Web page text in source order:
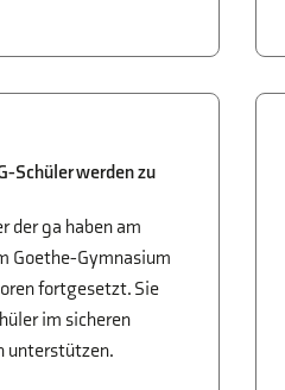
Schüler werden zu
der 9a haben am
Goethe-Gymnasium
fortgesetzt. Sie
im sicheren
unterstützen.